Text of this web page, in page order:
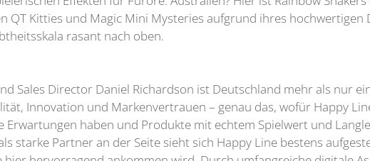
QT Kitties und Magic Mini Mysteries aufgrund ihres hochwertigen
rasant nach oben.
Sales Director Daniel Richardson ist Deutschland mehr als nur
Innovation und Markenvertrauen – genau das, wofür Happy
haben und Produkte mit echtem Spielwert und
starke Partner an der Seite sieht sich Happy Line bestens